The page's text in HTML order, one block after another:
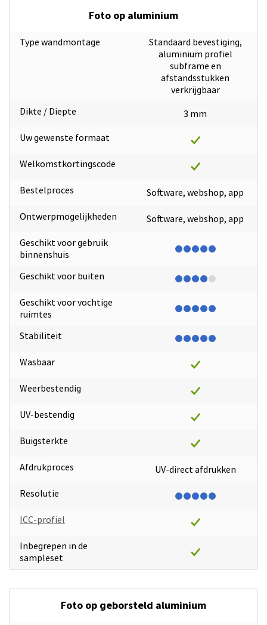
Foto op aluminium
Type wandmontage
Dikte / Diepte
Uw gewenste formaat
Welkomstkortingscode
Bestelproces
Ontwerpmogelijkheden
Geschikt voor gebruik
binnenshuis
Geschikt voor buiten
Geschikt voor vochtige
ruimtes
Stabiliteit
Wasbaar
Weerbestendig
UV-bestendig
Buigsterkte
Afdrukproces
Resolutie
ICC-profiel
Inbegrepen in de
sampleset
Standaard bevestiging,
aluminium profiel
subframe en
afstandsstukken
verkrijgbaar
3 mm
Software, webshop, app
Software, webshop, app
UV-direct afdrukken
Foto op geborsteld aluminium